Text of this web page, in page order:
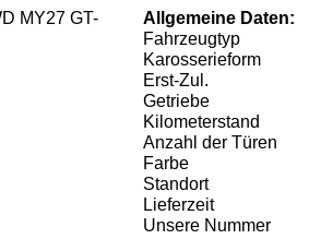
Allgemeine Daten:
Fahrzeugtyp
Karosserieform
Erst-Zul.
Getriebe
Kilometerstand
Anzahl der Türen
Farbe
Standort
Lieferzeit
Unsere Nummer